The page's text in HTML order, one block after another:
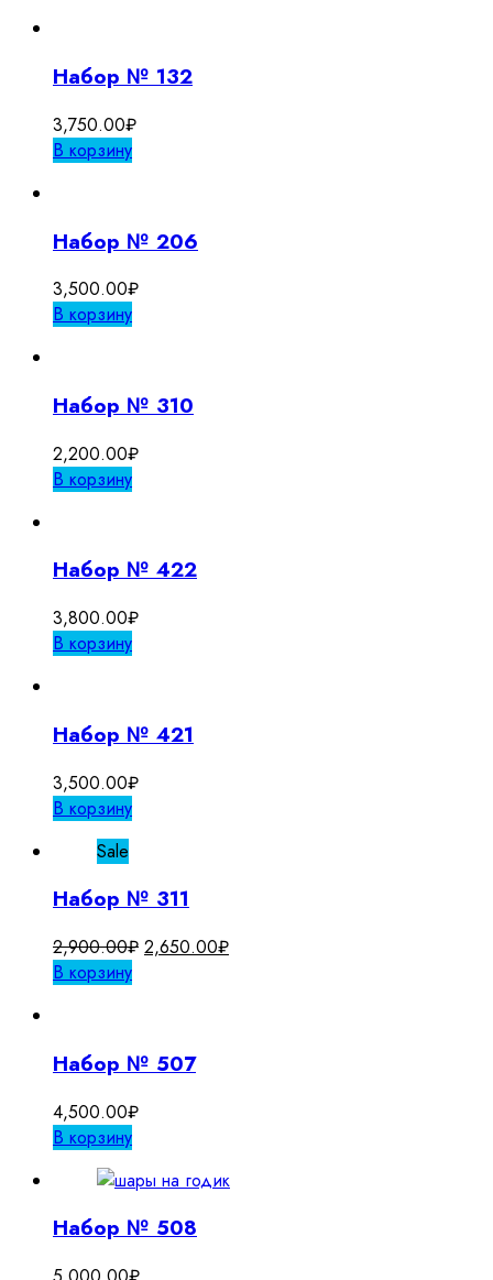
Набор № 132
3,750.00₽
В корзину
Набор № 206
3,500.00₽
В корзину
Набор № 310
2,200.00₽
В корзину
Набор № 422
3,800.00₽
В корзину
Набор № 421
3,500.00₽
В корзину
Sale
Набор № 311
2,900.00₽ Первоначальная
2,650.00₽Текущая
В корзину
Набор № 507
4,500.00₽
В корзину
Набор № 508